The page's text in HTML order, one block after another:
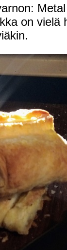
on vielä